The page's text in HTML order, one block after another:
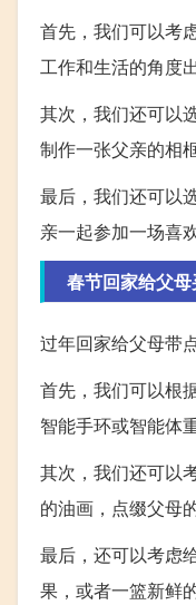
首先，我们可以考
工作和生活的角度
其次，我们还可以
制作一张父亲的相
最后，我们还可以
亲一起参加一场喜
春节回家给父
过年回家给父母带
首先，我们可以根
智能手环或智能体
其次，我们还可以
的油画，点缀父母
最后，还可以考虑
果，或者一篮新鲜